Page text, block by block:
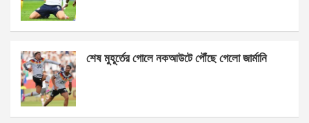
শেষ মুহূর্তের গোলে নকআউটে পৌঁছে গেলো জার্মানি